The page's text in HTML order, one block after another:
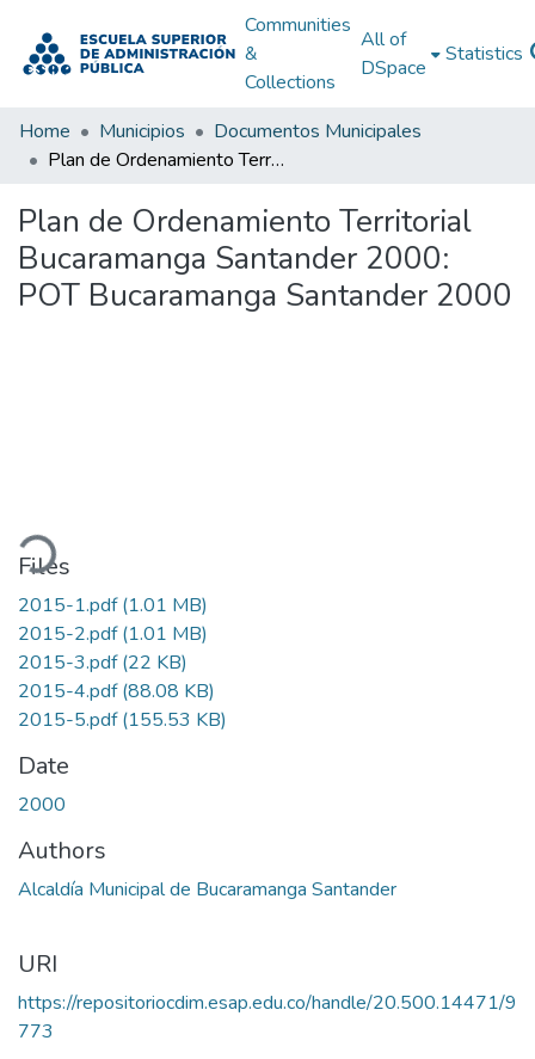
Communities
&
Collections
All of
DSpace
Statistics
Home Municipios
Documentos Municipales
Plan de Ordenamiento Territorial Bucaramanga Santander 2000: POT Bucaramanga Santander 2000
Plan de Ordenamiento Territorial
Bucaramanga Santander 2000:
POT Bucaramanga Santander 2000
Files
2015-1.pdf(1.01 MB)
2015-2.pdf(1.01 MB)
2015-3.pdf(22 KB)
2015-4.pdf(88.08 KB)
2015-5.pdf(155.53 KB)
Date
2000
Authors
Alcaldía Municipal de Bucaramanga Santander
URI
https://repositoriocdim.esap.edu.co/handle/20.500.14471/9
773